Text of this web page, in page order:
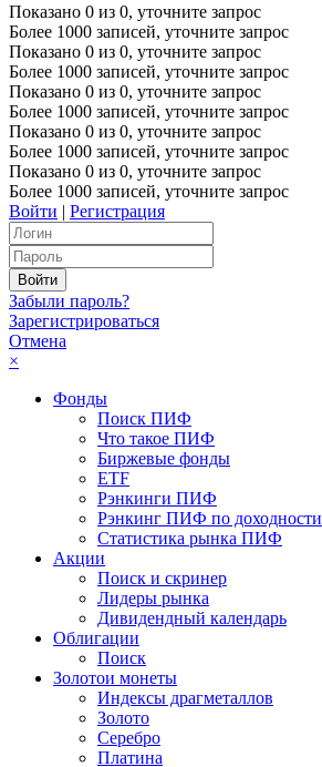
Показано 0 из 0, уточните запрос
Более 1000 записей, уточните запрос
Показано 0 из 0, уточните запрос
Более 1000 записей, уточните запрос
Показано 0 из 0, уточните запрос
Более 1000 записей, уточните запрос
Показано 0 из 0, уточните запрос
Более 1000 записей, уточните запрос
Показано 0 из 0, уточните запрос
Более 1000 записей, уточните запрос
Войти | Регистрация
Забыли пароль?
Зарегистрироваться
Отмена
×
Фонды
Поиск ПИФ
Что такое ПИФ
Биржевые фонды
ETF
Рэнкинги ПИФ
Рэнкинг ПИФ по доходности
Статистика рынка ПИФ
Акции
Поиск и скринер
Лидеры рынка
Дивидендный календарь
Облигации
Поиск
Золотои монеты
Индексы драгметаллов
Золото
Серебро
Платина